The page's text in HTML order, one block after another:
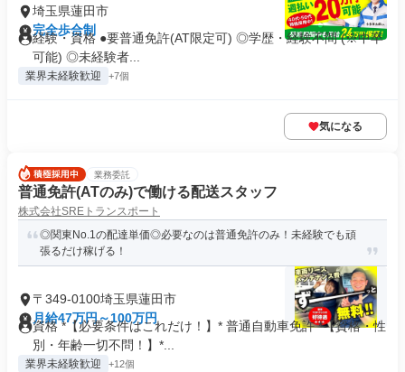
埼玉県蓮田市
完全歩合制
経験・資格 ●要普通免許(AT限定可) ◎学歴・経験不問 (※中卒
可能) ◎未経験者...
業界未経験歓迎 +7個
気になる
業務委託
普通免許(ATのみ)で働ける配送スタッフ
株式会社SREトランスポート
◎関東No.1の配達単価◎必要なのは普通免許のみ！未経験でも頑
張るだけ稼げる！
〒349-0100埼玉県蓮田市
月給47万円～100万円
資格 *【必要条件はこれだけ！】* 普通自動車免許 *【資格・性
別・年齢一切不問！】*...
業界未経験歓迎 +12個